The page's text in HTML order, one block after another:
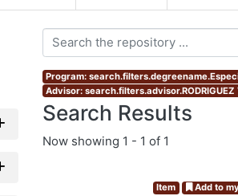
Program:
Advisor: search.filters.advisor.RODRIGUEZ
Search Results
Now showing 1 - 1 of 1
Item Add to